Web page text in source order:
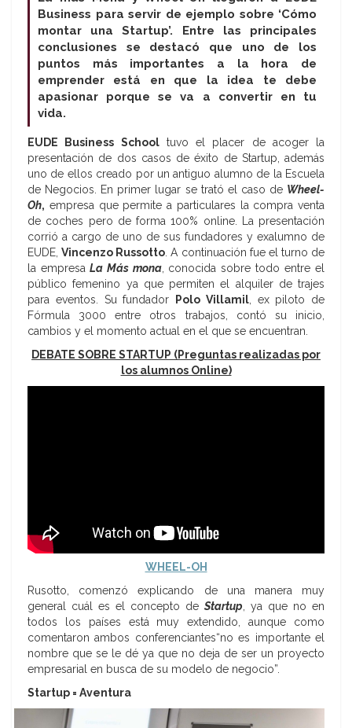
Business para servir de ejemplo sobre ‘Cómo
montar una Startup’. Entre las principales
conclusiones se destacó que uno de los
puntos más importantes a la hora de
emprender está en que la idea te debe
apasionar porque se va a convertir en tu
vida.
EUDE Business Schooltuvo el placer de acoger la
presentación de dos casos de éxito de Startup, además
uno de ellos creado por un antiguo alumno de la Escuela
de Negocios. En primer lugar se trató el caso de Wheel-
Oh, empresa que permite a particulares la compra venta
de coches pero de forma 100% online. La presentación
corrió a cargo de uno de sus fundadores y exalumno de
EUDE,Vincenzo Russotto. A continuación fue el turno de
la empresaLa Más mona, conocida sobre todo entre el
público femenino ya que permiten el alquiler de trajes
para eventos. Su fundador
Polo Villamil, ex piloto de
Fórmula 3000 entre otros trabajos, contó su inicio,
cambios y el momento actual en el que se encuentran.
DEBATE SOBRE STARTUP (Preguntas realizadas por
los alumnos Online)
WHEEL-OH
Rusotto, comenzó explicando de una manera muy
general cuál es el concepto de Startup , ya que no en
todos los países está muy extendido, aunque como
comentaron ambos conferenciantes“no es importante el
nombre que se le dé ya que no deja de ser un proyecto
empresarial en busca de su modelo de negocio”.
Startup = Aventura